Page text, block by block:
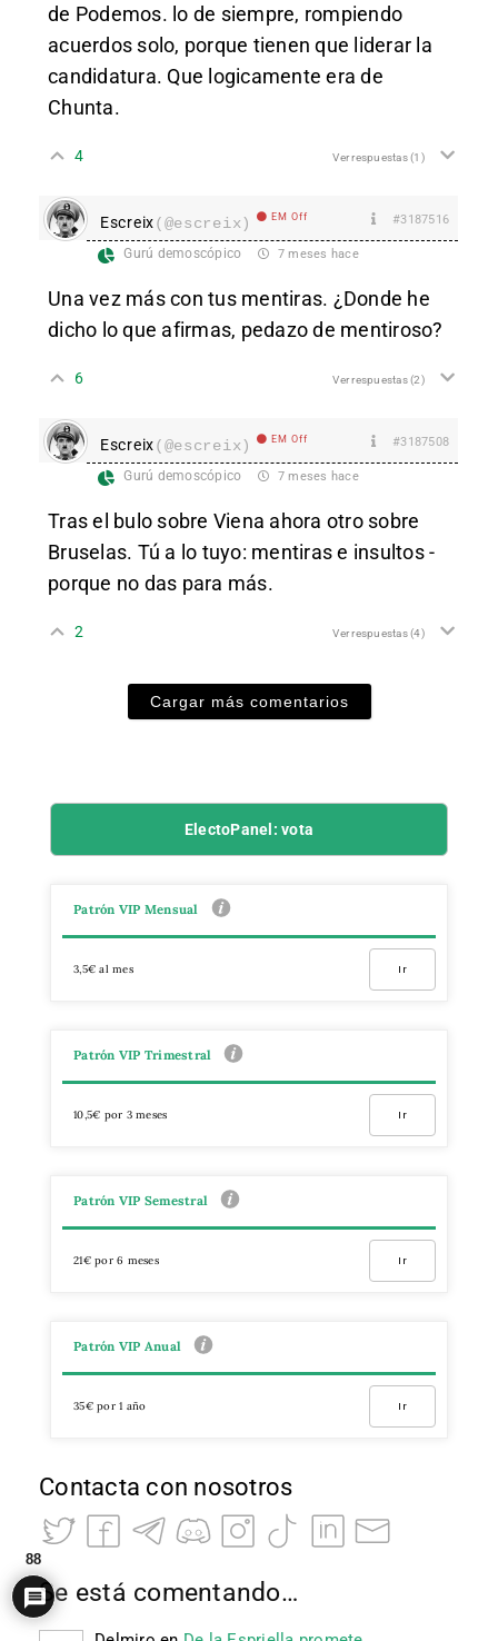
de Podemos. lo de siempre, rompiendo
acuerdos solo, porque tienen que liderar la
candidatura. Que logicamente era de
Chunta.
4 Ver respuestas(1)
Escreix(@escreix) EM Off #3187516
Gurú demoscópico 7 meses hace
Una vez más con tus mentiras. ¿Donde he
dicho lo que afirmas, pedazo de mentiroso?
6 Ver respuestas(2)
Escreix(@escreix) EM Off #3187508
Gurú demoscópico 7 meses hace
Tras el bulo sobre Viena ahora otro sobre
Bruselas. Tú a lo tuyo: mentiras e insultos -
porque no das para más.
2 Ver respuestas(4)
Cargar más comentarios
ElectoPanel: vota
Patrón VIP Mensual
3,5€ al mes Ir
Patrón VIP Trimestral
10,5€ por 3 meses Ir
Patrón VIP Semestral
21€ por 6 meses Ir
Patrón VIP Anual
35€ por 1 año Ir
Contacta con nosotros
Se está comentando…
88